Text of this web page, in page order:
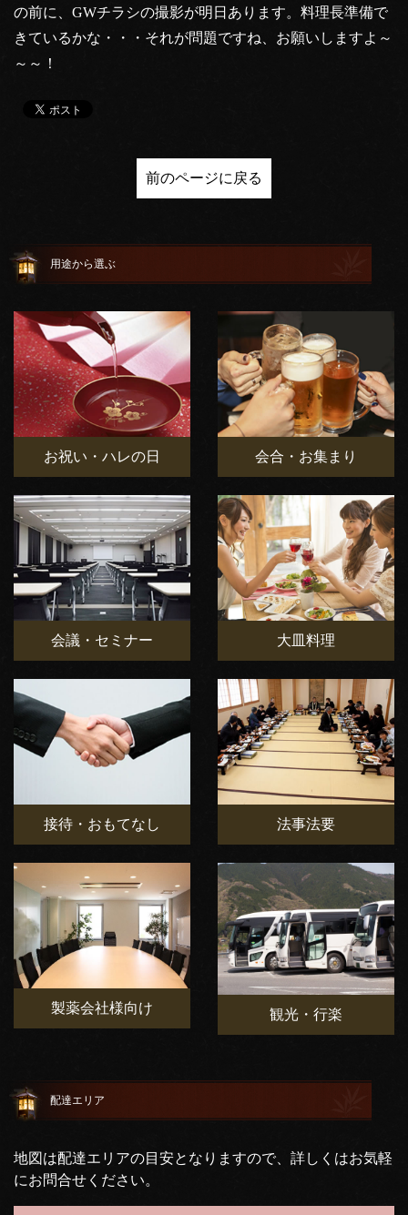
の前に、GWチラシの撮影が明日あります。料理長準備で
きているかな・・・それが問題ですね、お願いしますよ～
～～！
前のページに戻る
用途から選ぶ
お祝い・ハレの日 会合・お集まり
会議・セミナー 大皿料理
接待・おもてなし 法事法要
製薬会社様向け 観光・行楽
配達エリア
地図は配達エリアの目安となりますので、詳しくはお気軽
にお問合せください。